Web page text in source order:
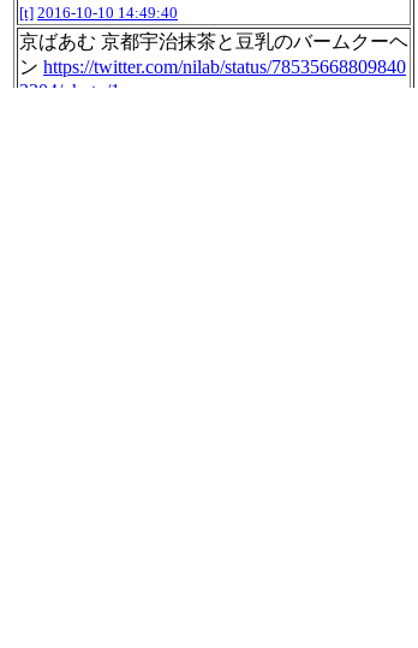
[t] 2016-10-10 14:49:40
京ばあむ 京都宇治抹茶と豆乳のバームクーヘ
ン https://twitter.com/nilab/status/78535668809840
2304/photo/1